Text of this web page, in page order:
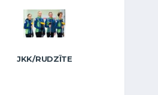
JKK/RUDZĪTE